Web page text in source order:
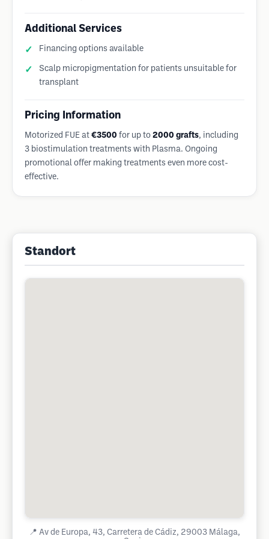
Additional Services
Financing options available
Scalp micropigmentation for patients unsuitable for
transplant
Pricing Information
Motorized FUE at €3500 for up to 2000 grafts, including
3 biostimulation treatments with Plasma. Ongoing
promotional offer making treatments even more cost-
effective.
Standort
📍 Av de Europa, 43, Carretera de Cádiz, 29003 Málaga,